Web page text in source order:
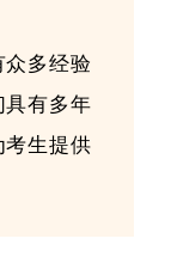
多经验
具有多年
考生提供